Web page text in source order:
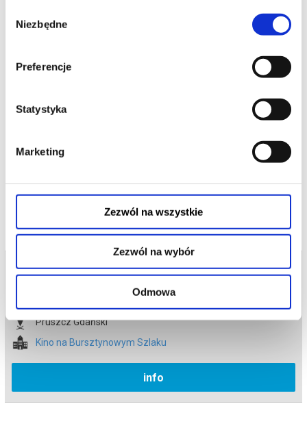
zgody
Niezbędne
Preferencje
Statystyka
Marketing
Zezwól na wszystkie
Zezwól na wybór
Odmowa
Ostatnia Wieczerza
Jezus zbiera swoich uczniów na Ostatnią Wieczerzę. Widzi jak
tajemnice i skrywane motywy drążą jego uczniów. Wspomina
zaufanie zostaje wystawione na próbę, a lojalność podana w
wątpliwość. Ale żadne cierpienie ani zdrada nie sprawią, że
zejdzie ze swojej ścieżki i zrezygnuje z odkupienia świata.
Bezpieczne zakupy w Bilety24. W przypadku odwołania
podczas zakupu.
Bilety na termin:
30.05.2026 , g. 13:00 (sobota)
Pruszcz Gdański
Kino na Bursztynowym Szlaku
info